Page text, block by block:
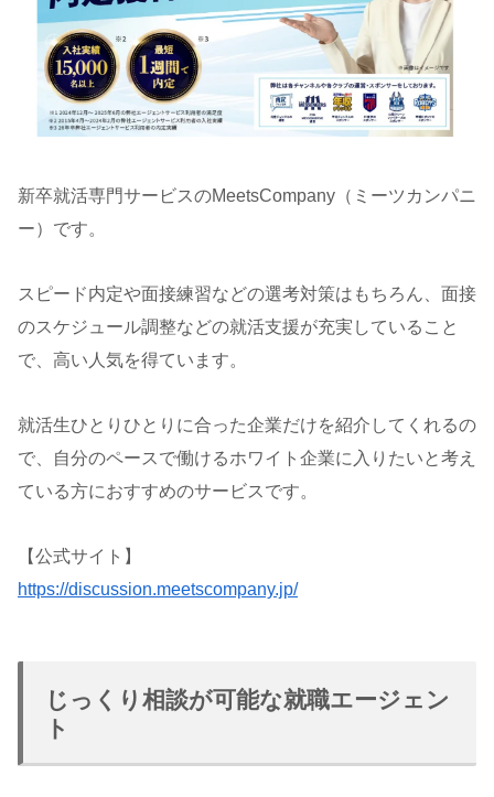
新卒就活専門サービスのMeetsCompany（ミーツカンパニ
ー）です。
スピード内定や面接練習などの選考対策はもちろん、面接
のスケジュール調整などの就活支援が充実していること
で、高い人気を得ています。
就活生ひとりひとりに合った企業だけを紹介してくれるの
で、自分のペースで働けるホワイト企業に入りたいと考え
ている方におすすめのサービスです。
【公式サイト】
https://discussion.meetscompany.jp/
じっくり相談が可能な就職エージェン
ト